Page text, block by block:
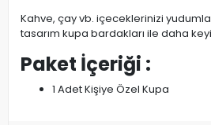
Kahve, çay vb. içeceklerinizi
tasarım kupa bardakları ile daha
Paket İçeriği :
1 Adet Kişiye Özel Kupa